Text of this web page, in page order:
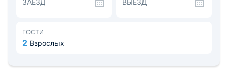
мангальная зона с местами для отдыха.
прокат велосипедов. Недалеко располагается парк
аттракционов «Дримвуд» - 2,5 км и «Японский сад» -
ЗАЕЗД ВЫЕЗД
ГОСТИ
2 Взрослых